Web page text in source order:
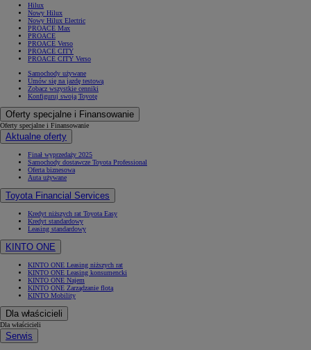
Hilux
Nowy Hilux
Nowy Hilux Electric
PROACE Max
PROACE
PROACE Verso
PROACE CITY
PROACE CITY Verso
Samochody używane
Umów się na jazdę testową
Zobacz wszystkie cenniki
Konfiguruj swoją Toyotę
Oferty specjalne i Finansowanie
Oferty specjalne i Finansowanie
Aktualne oferty
Finał wyprzedaży 2025
Samochody dostawcze Toyota Professional
Oferta biznesowa
Auta używane
Toyota Financial Services
Kredyt niższych rat Toyota Easy
Kredyt standardowy
Leasing standardowy
KINTO ONE
KINTO ONE Leasing niższych rat
KINTO ONE Leasing konsumencki
KINTO ONE Najem
KINTO ONE Zarządzanie flotą
KINTO Mobility
Dla właścicieli
Dla właścicieli
Serwis